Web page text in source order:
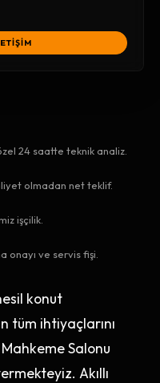
24 saatte teknik analiz.
olmadan net teklif.
işçilik.
onayı ve servis fişi.
konut
tüm ihtiyaçlarını
Salonu
Akıllı